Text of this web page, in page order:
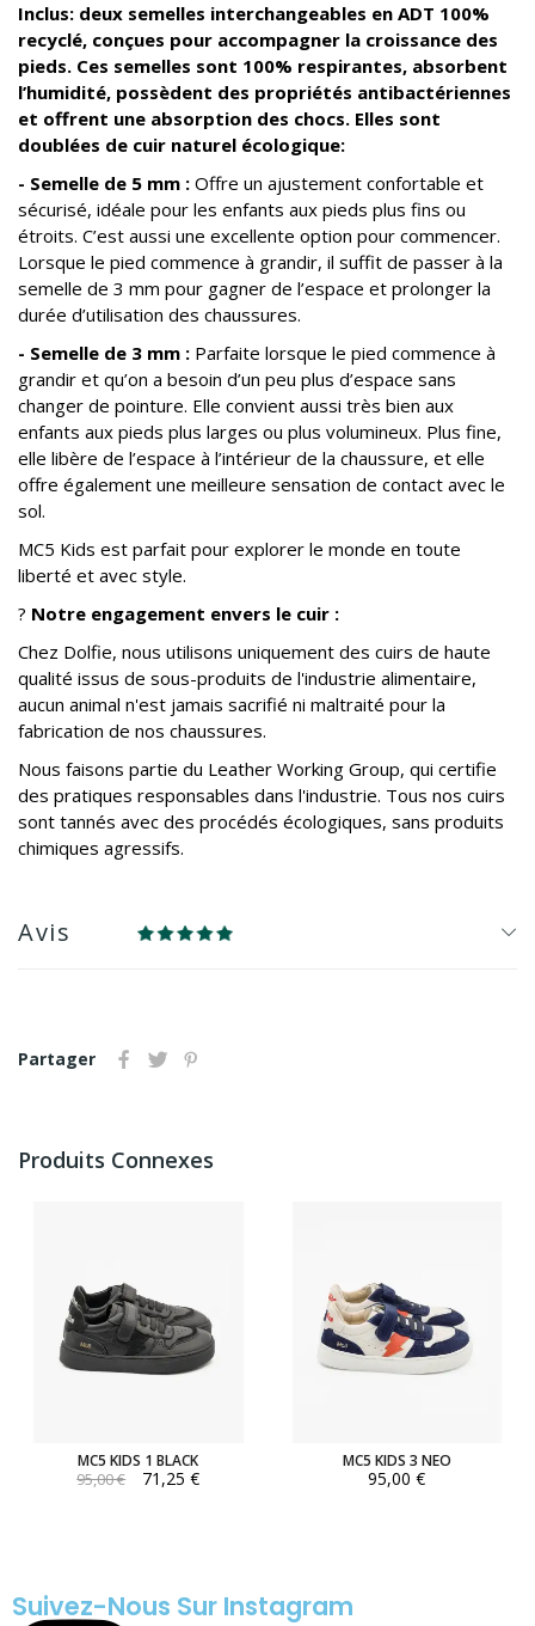
Inclus: deux semelles interchangeables en ADT 100%
recyclé, conçues pour accompagner la croissance des
pieds. Ces semelles sont 100% respirantes, absorbent
l’humidité, possèdent des propriétés antibactériennes
et offrent une absorption des chocs. Elles sont
doublées de cuir naturel écologique:
- Semelle de 5 mm : Offre un ajustement confortable et
sécurisé, idéale pour les enfants aux pieds plus fins ou
étroits. C’est aussi une excellente option pour commencer.
Lorsque le pied commence à grandir, il suffit de passer à la
semelle de 3 mm pour gagner de l’espace et prolonger la
durée d’utilisation des chaussures.
- Semelle de 3 mm : Parfaite lorsque le pied commence à
grandir et qu’on a besoin d’un peu plus d’espace sans
changer de pointure. Elle convient aussi très bien aux
enfants aux pieds plus larges ou plus volumineux. Plus fine,
elle libère de l’espace à l’intérieur de la chaussure, et elle
offre également une meilleure sensation de contact avec le
sol.
MC5 Kids est parfait pour explorer le monde en toute
liberté et avec style.
? Notre engagement envers le cuir :
Chez Dolfie, nous utilisons uniquement des cuirs de haute
qualité issus de sous-produits de l'industrie alimentaire,
aucun animal n'est jamais sacrifié ni maltraité pour la
fabrication de nos chaussures.
Nous faisons partie du Leather Working Group, qui certifie
des pratiques responsables dans l'industrie. Tous nos cuirs
sont tannés avec des procédés écologiques, sans produits
chimiques agressifs.
Avis
Partager
Produits Connexes
MC5 KIDS 1 BLACK
95,00 € 71,25 €
MC5 KIDS 3 NEO
95,00 €
Suivez-Nous Sur Instagram